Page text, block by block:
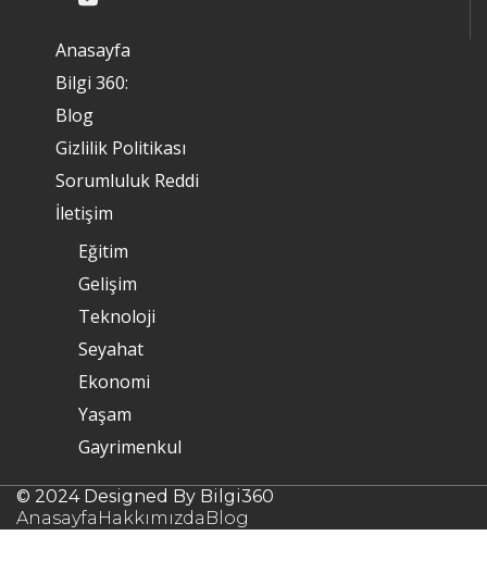
Anasayfa
Bilgi 360:
Blog
Gizlilik Politikası
Sorumluluk Reddi
İletişim
Eğitim
Gelişim
Teknoloji
Seyahat
Ekonomi
Yaşam
Gayrimenkul
© 2024 Designed By Bilgi360
Anasayfa Hakkımızda Blog